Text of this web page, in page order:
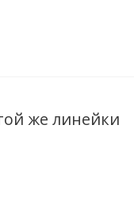
же линейки